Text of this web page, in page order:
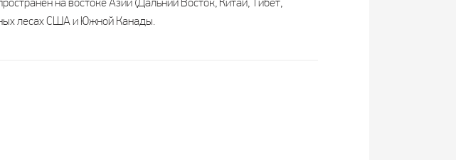
на востоке Азии (Дальний Восток, Китай, Тибет,
лесах США и Южной Канады.